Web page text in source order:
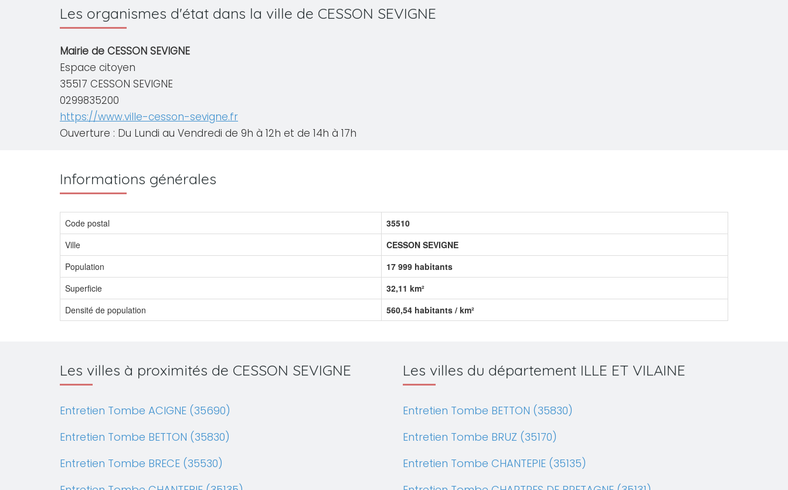
Les organismes d'état dans la ville de CESSON SEVIGNE
Mairie de CESSON SEVIGNE
Espace citoyen
35517 CESSON SEVIGNE
0299835200
https://www.ville-cesson-sevigne.fr
Ouverture : Du Lundi au Vendredi de 9h à 12h et de 14h à 17h
Informations générales
Code postal
35510
Ville
CESSON SEVIGNE
Population
17 999 habitants
Superficie
32,11 km²
Densité de population
560,54 habitants / km²
Les villes à proximités de CESSON SEVIGNE
Entretien Tombe ACIGNE (35690)
Entretien Tombe BETTON (35830)
Entretien Tombe BRECE (35530)
Les villes du département ILLE ET VILAINE
Entretien Tombe BETTON (35830)
Entretien Tombe BRUZ (35170)
Entretien Tombe CHANTEPIE (35135)